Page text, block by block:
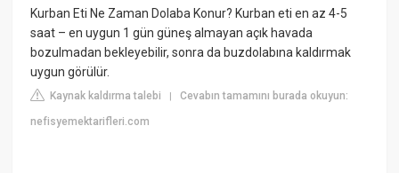
Kurban Eti Ne Zaman Dolaba Konur? Kurban eti en az 4-5
saat – en uygun 1 gün güneş almayan açık havada
bozulmadan bekleyebilir, sonra da buzdolabına kaldırmak
uygun görülür.
Kaynak kaldırma talebi |Cevabın tamamını burada okuyun:
nefisyemektarifleri.com